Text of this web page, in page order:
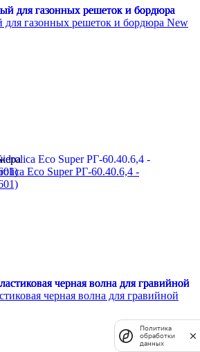
газонных решеток и бордюра New
Eco Super РГ-60.40.6,4 -
черная волна для гравийной
Политика
обработки
данных